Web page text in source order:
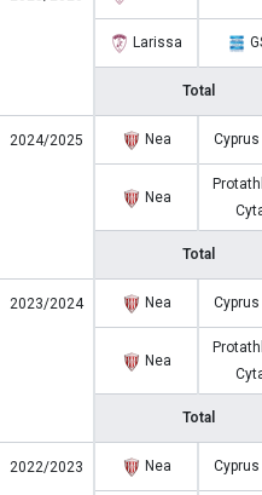
Larissa
Total
2024/2025 Nea Cyprus
Nea
Total
2023/2024 Nea Cyprus
Nea
Total
2022/2023 Nea Cyprus